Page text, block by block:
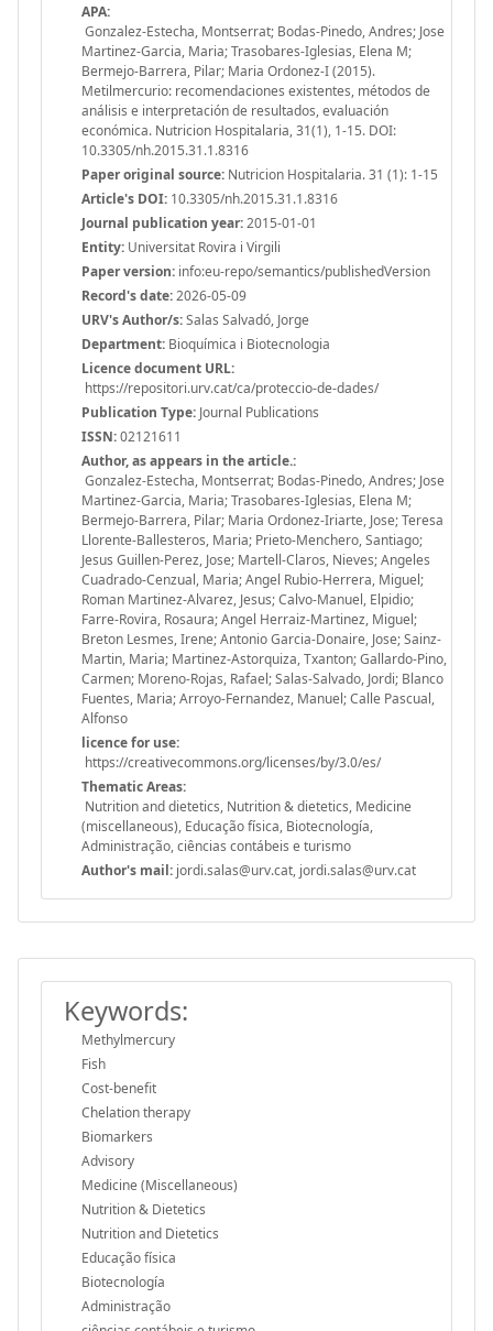
APA:
Gonzalez-Estecha, Montserrat; Bodas-Pinedo, Andres; Jose
Martinez-Garcia, Maria; Trasobares-Iglesias, Elena M;
Bermejo-Barrera, Pilar; Maria Ordonez-I (2015).
Metilmercurio: recomendaciones existentes, métodos de
análisis e interpretación de resultados, evaluación
económica. Nutricion Hospitalaria, 31(1), 1-15. DOI:
10.3305/nh.2015.31.1.8316
Paper original source: Nutricion Hospitalaria. 31 (1): 1-15
Article's DOI: 10.3305/nh.2015.31.1.8316
Journal publication year:2015-01-01
Entity: Universitat Rovira i Virgili
Paper version: info:eu-repo/semantics/publishedVersion
Record's date:2026-05-09
URV's Author/s:Salas Salvadó, Jorge
Department: Bioquímica i Biotecnologia
Licence document URL:
https://repositori.urv.cat/ca/proteccio-de-dades/
Publication Type: Journal Publications
ISSN:02121611
Author, as appears in the article.:
Gonzalez-Estecha, Montserrat; Bodas-Pinedo, Andres; Jose
Martinez-Garcia, Maria; Trasobares-Iglesias, Elena M;
Bermejo-Barrera, Pilar; Maria Ordonez-Iriarte, Jose; Teresa
Llorente-Ballesteros, Maria; Prieto-Menchero, Santiago;
Jesus Guillen-Perez, Jose; Martell-Claros, Nieves; Angeles
Cuadrado-Cenzual, Maria; Angel Rubio-Herrera, Miguel;
Roman Martinez-Alvarez, Jesus; Calvo-Manuel, Elpidio;
Farre-Rovira, Rosaura; Angel Herraiz-Martinez, Miguel;
Breton Lesmes, Irene; Antonio Garcia-Donaire, Jose; Sainz-
Martin, Maria; Martinez-Astorquiza, Txanton; Gallardo-Pino,
Carmen; Moreno-Rojas, Rafael; Salas-Salvado, Jordi; Blanco
Fuentes, Maria; Arroyo-Fernandez, Manuel; Calle Pascual,
Alfonso
licence for use:
https://creativecommons.org/licenses/by/3.0/es/
Thematic Areas:
Nutrition and dietetics, Nutrition & dietetics, Medicine
(miscellaneous), Educação física, Biotecnología,
Administração, ciências contábeis e turismo
Author's mail: jordi.salas@urv.cat, jordi.salas@urv.cat
Keywords:
Methylmercury
Fish
Cost-benefit
Chelation therapy
Biomarkers
Advisory
Medicine (Miscellaneous)
Nutrition & Dietetics
Nutrition and Dietetics
Educação física
Biotecnología
Administração